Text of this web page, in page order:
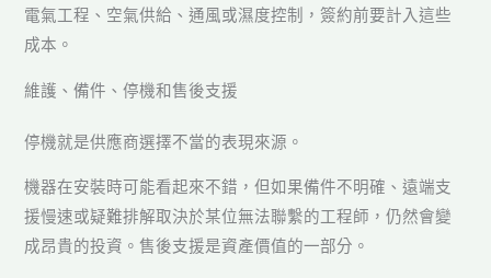
電氣工程、空氣供給、通風或濕度控制，簽約前要計入這些
成本。
維護、備件、停機和售後支援
停機就是供應商選擇不當的表現來源。
機器在安裝時可能看起來不錯，但如果備件不明確、遠端支
援慢速或疑難排解取決於某位無法聯繫的工程師，仍然會變
成昂貴的投資。售後支援是資產價值的一部分。